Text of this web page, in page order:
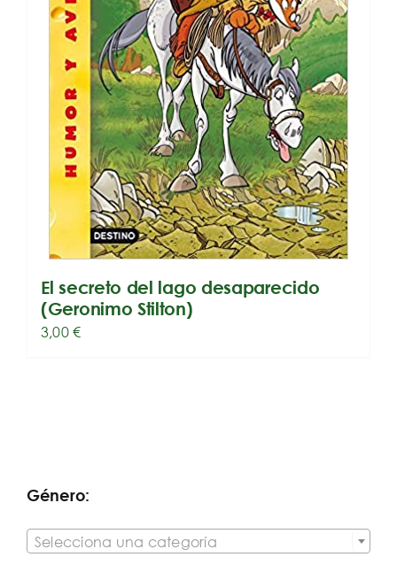
El secreto del lago desaparecido
(Geronimo Stilton)
3,00€
Género:
Selecciona una categoría